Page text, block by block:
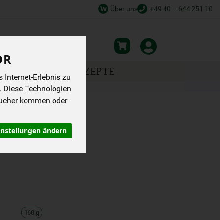
Internet-Erlebnis zu
Diese Technologien
kommen oder
ändern
+49 40 – 644 251 10
Über uns
REZEPTE
160 g